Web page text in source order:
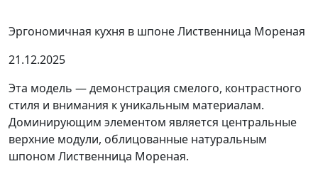
Эргономичная кухня в шпоне Лиственница Мореная
21.12.2025
Эта модель — демонстрация смелого, контрастного
стиля и внимания к уникальным материалам.
Доминирующим элементом является центральные
верхние модули, облицованные натуральным
шпоном Лиственница Мореная.